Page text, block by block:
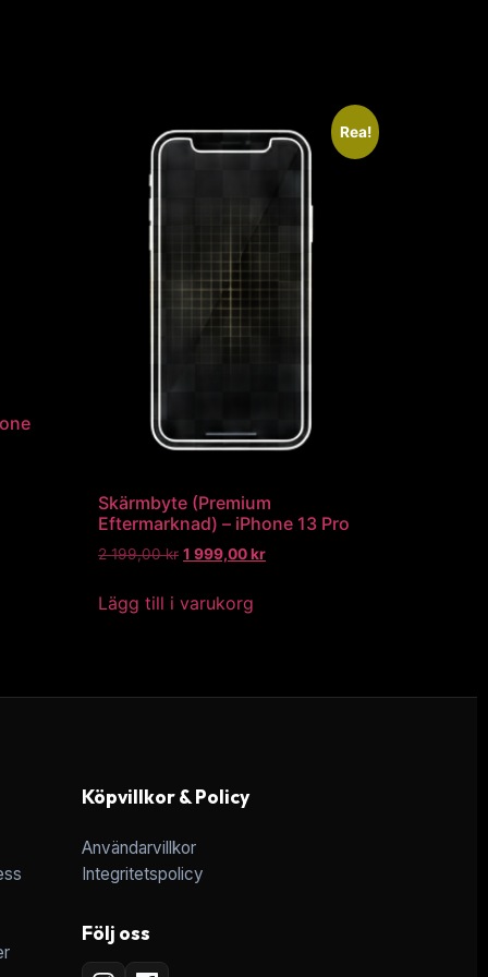
Rea!
Skärmbyte (Premium
Eftermarknad) – iPhone 13 Pro
2 199,00kr 1 999,00kr
Lägg till i varukorg
Köpvillkor & Policy
Användarvillkor
Integritetspolicy
Följ oss